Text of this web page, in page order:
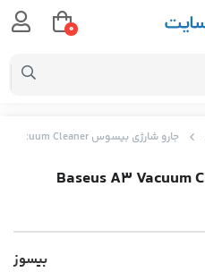
جارو شارژی بیسوس Baseus A3 Vacuum Cleaner
بیسوز
0